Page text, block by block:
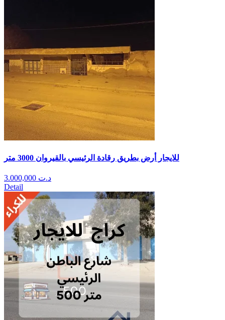
للايجار أرض بطريق رقادة الرئيسي بالقيروان 3000 متر
د.ت
Detail